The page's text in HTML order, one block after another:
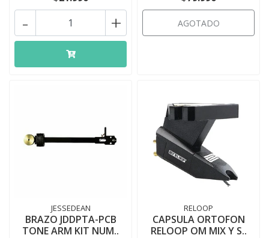
+
- AGOTADO
JESSEDEAN
BRAZO JDDPTA-PCB
TONE ARM KIT NUM..
RELOOP
CAPSULA ORTOFON
RELOOP OM MIX Y S..